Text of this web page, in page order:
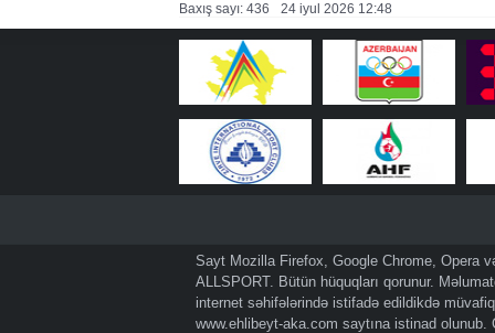
Baxış sayı: 436 24 i̇yul 2026 12:48
Sayt Mozilla Firefox, Google Chrome, Opera
ALLSPORT. Bütün hüquqları qorunur.
internet səhifələrində istifadə edildikdə
www.ehlibeyt-aka.com saytına istinad olunub.